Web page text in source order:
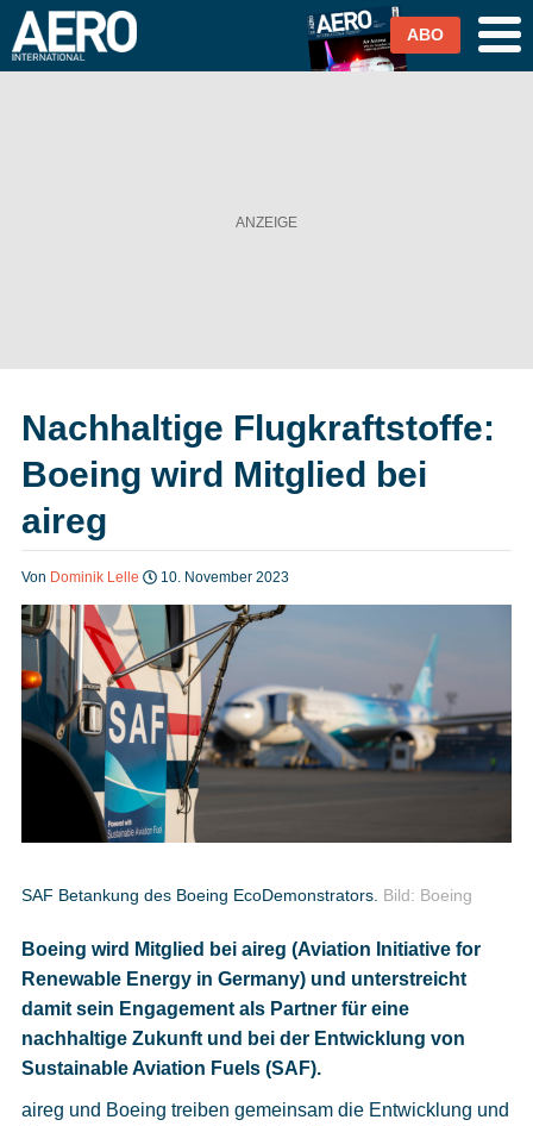
Magazin & Abo
Podcast
Impressum
Mediadaten
Datenschutz
Cookies
ABO
Nachhaltige Flugkraftstoffe:
Boeing wird Mitglied bei
aireg
Von Dominik Lelle 10. November 2023
SAF Betankung des Boeing EcoDemonstrators. Bild: Boeing
Boeing wird Mitglied bei aireg (Aviation Initiative for
Renewable Energy in Germany) und unterstreicht
damit sein Engagement als Partner für eine
nachhaltige Zukunft und bei der Entwicklung von
Sustainable Aviation Fuels (SAF).
aireg und Boeing treiben gemeinsam die Entwicklung und